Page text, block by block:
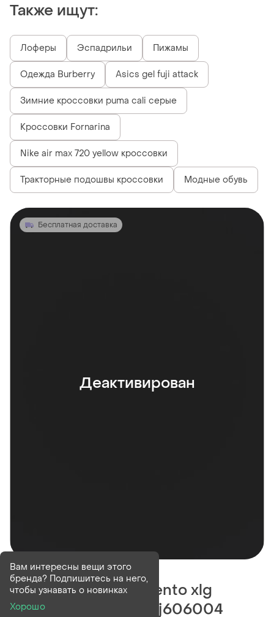
Также ищут:
Лоферы Эспадрильи Пижамы
Одежда Burberry Asics gel fuji attack
Зимние кроссовки puma cali серые
Кросcовки Fornarina
Nike air max 720 yellow кроссовки
Тракторные подошвы кроссовки Модные обувь
Бесплатная доставка
Деактивирован
Деактивирован9 шт
Кроссовки adidas vento xlg
deluxe blue white yyj606004
Вам интересны вещи этого
бренда? Подпишитесь на него,
чтобы узнавать о новинках
Хорошо